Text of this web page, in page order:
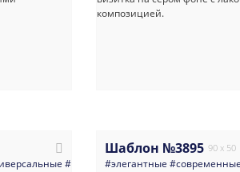
#визитка#многоцелевые
Шаблон №3895 90 x 50
#элегантные #современные